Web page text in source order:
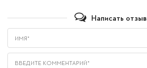
Написать отзыв
Имя*
Введите комментарий*